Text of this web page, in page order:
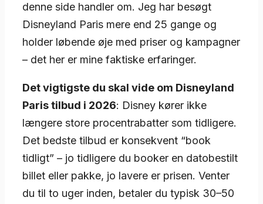
denne side handler om. Jeg har besøgt
Disneyland Paris mere end 25 gange og
holder løbende øje med priser og kampagner
– det her er mine faktiske erfaringer.
Det vigtigste du skal vide om Disneyland
Paris tilbud i 2026: Disney kører ikke
længere store procentrabatter som tidligere.
Det bedste tilbud er konsekvent “book
tidligt” – jo tidligere du booker en datobestilt
billet eller pakke, jo lavere er prisen. Venter
du til to uger inden, betaler du typisk 30–50